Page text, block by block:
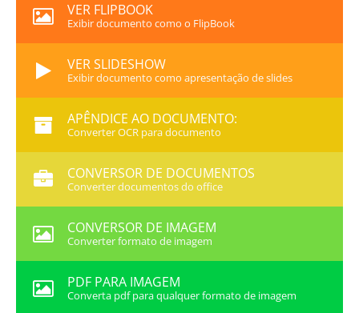
VER FLIPBOOK
Exibir documento como o FlipBook
VER SLIDESHOW
Exibir documento como apresentação de slides
APÊNDICE AO DOCUMENTO:
Converter OCR para documento
CONVERSOR DE DOCUMENTOS
Converter documentos do office
CONVERSOR DE IMAGEM
Converter formato de imagem
PDF PARA IMAGEM
Converta pdf para qualquer formato de imagem